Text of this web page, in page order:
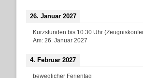
26. Januar 2027
Kurzstunden bis 10.30 Uhr
Am: 26. Januar 2027
4. Februar 2027
beweglicher Ferientag